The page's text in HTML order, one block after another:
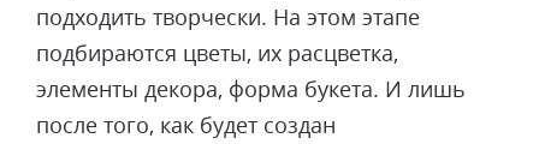
подходить творчески. На этом этапе
подбираются цветы, их расцветка,
элементы декора, форма букета. И лишь
после того, как будет создан